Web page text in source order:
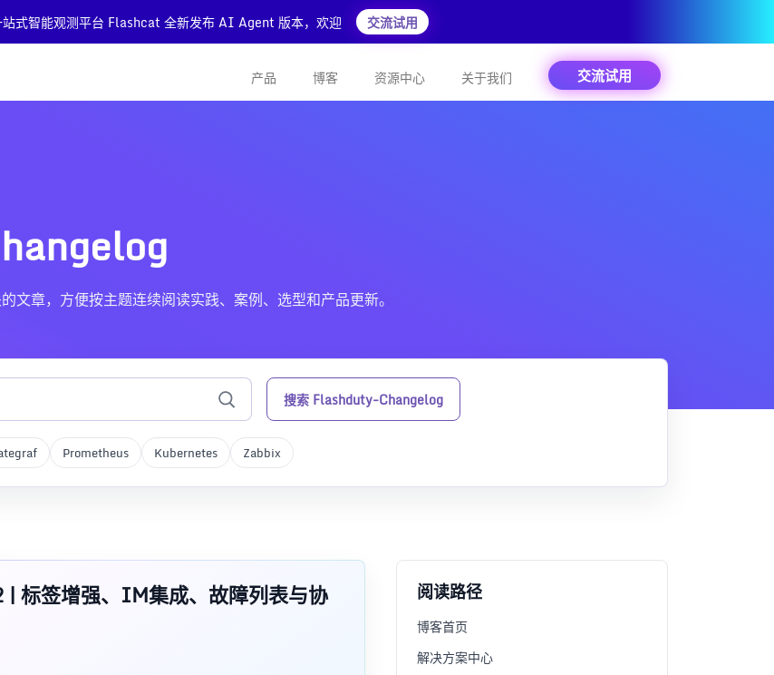
式智能观测平台 Flashcat 全新发布 AI Agent 版本，欢迎 交流试用
产品 博客 资源中心 关于我们 交流试用
章，方便按主题连续阅读实践、案例、选型和产品更新。
搜索 Flashduty-Changelog
Prometheus Kubernetes Zabbix
签增强、IM集成、故障列表与协
阅读路径
博客首页
解决方案中心